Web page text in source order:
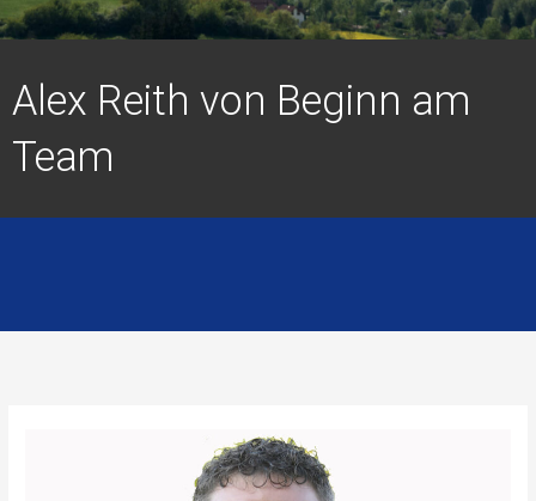
Alex Reith von Beginn am
Team